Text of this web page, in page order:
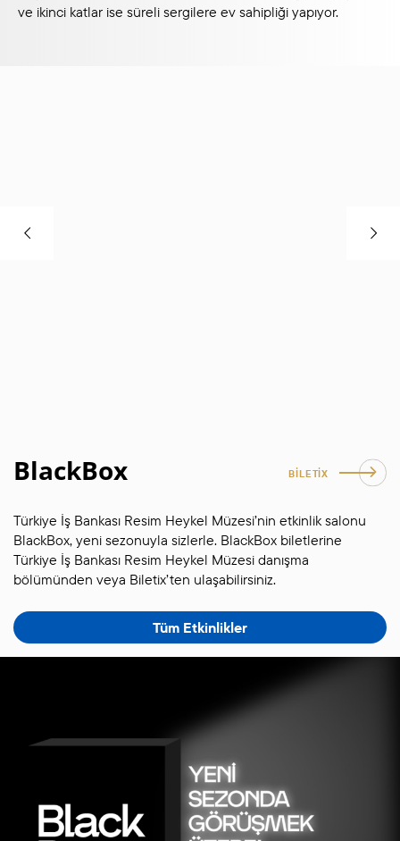
ve ikinci katlar ise süreli sergilere ev sahipliği yapıyor.
BlackBox BİLETİX
Türkiye İş Bankası Resim Heykel Müzesi’nin etkinlik salonu
BlackBox, yeni sezonuyla sizlerle. BlackBox biletlerine
Türkiye İş Bankası Resim Heykel Müzesi danışma
bölümünden veya Biletix’ten ulaşabilirsiniz.
Tüm Etkinlikler